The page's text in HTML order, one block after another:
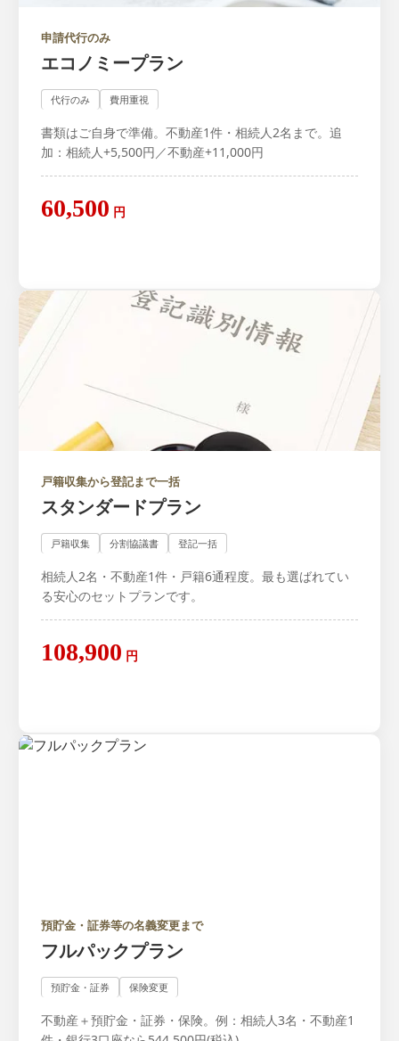
申請代行のみ
エコノミープラン
代行のみ 費用重視
書類はご自身で準備。不動産1件・相続人2名まで。追
加：相続人+5,500円／不動産+11,000円
60,500 円
戸籍収集から登記まで一括
スタンダードプラン
戸籍収集 分割協議書 登記一括
相続人2名・不動産1件・戸籍6通程度。最も選ばれてい
る安心のセットプランです。
108,900 円
預貯金・証券等の名義変更まで
フルパックプラン
預貯金・証券 保険変更
不動産＋預貯金・証券・保険。例：相続人3名・不動産1